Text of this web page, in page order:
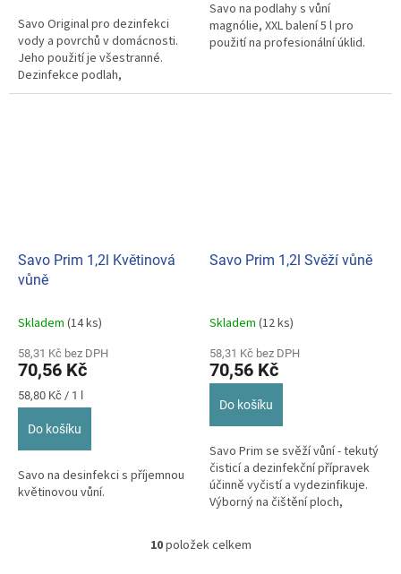
Savo Original pro dezinfekci
vody a povrchů v domácnosti.
Jeho použití je všestranné.
Dezinfekce podlah,
kuchyňského náčiní, sanity.
Savo na podlahy s vůní
magnólie, XXL balení 5 l pro
použití na profesionální úklid.
Savo Prim 1,2l Květinová
vůně
Skladem (14 ks)
58,31 Kč bez DPH
70,56 Kč
Měrná
cena:
58,80 Kč / 1 l
Do košíku
Savo na desinfekci s příjemnou
květinovou vůní.
Savo Prim 1,2l Svěží vůně
Skladem (12 ks)
58,31 Kč bez DPH
70,56 Kč
Do košíku
Savo Prim se svěží vůní - tekutý
čisticí a dezinfekční přípravek
účinně vyčistí a vydezinfikuje.
Výborný na čištění ploch,
O
10položek celkem